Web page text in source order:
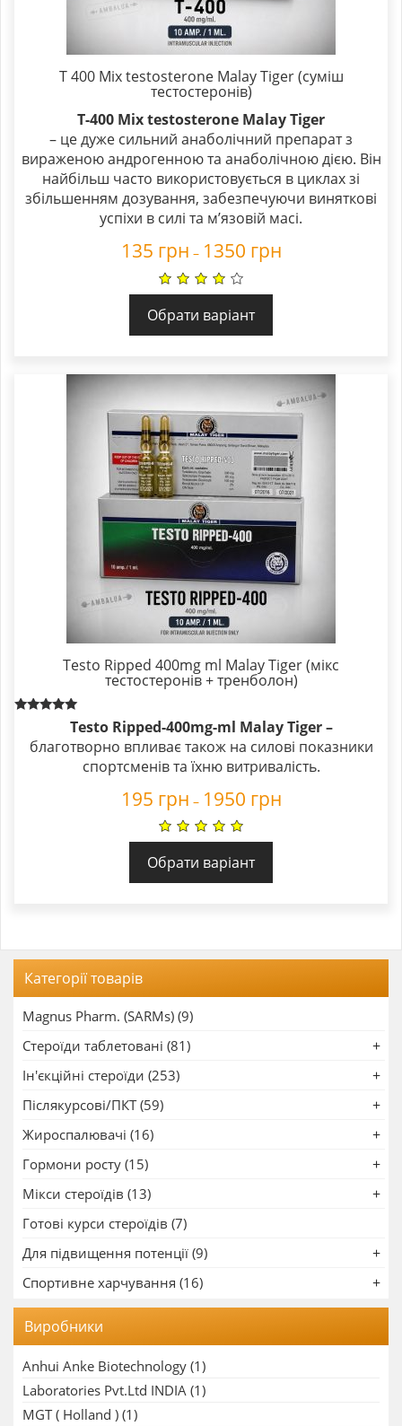
T 400 Mix testosterone Malay Tiger (суміш
тестостеронів)
T-400 Mix testosterone Malay Tiger
– це дуже сильний анаболічний препарат з
вираженою андрогенною та анаболічною дією. Він
найбільш часто використовується в циклах зі
збільшенням дозування, забезпечуючи виняткові
успіхи в силі та м’язовій масі.
135 грн – 1350 грн
Обрати варіант
Testo Ripped 400mg ml Malay Tiger (мікс
тестостеронів + тренболон)
out of 5
Testo Ripped-400mg-ml Malay Tiger –
благотворно впливає також на силові показники
спортсменів та їхню витривалість.
195 грн – 1950 грн
Обрати варіант
Категорії товарів
Magnus Pharm. (SARMs) (9)
Стероїди таблетовані (81)
Ін'єкційні стероїди (253)
Післякурсові/ПКТ (59)
Жироспалювачі (16)
Гормони росту (15)
Мікси стероїдів (13)
Готові курси стероїдів (7)
Для підвищення потенції (9)
Спортивне харчування (16)
Виробники
Anhui Anke Biotechnology (1)
Laboratories Pvt.Ltd INDIA (1)
MGT ( Holland ) (1)